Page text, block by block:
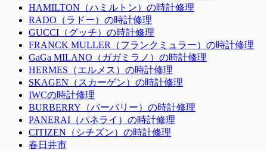
HAMILTON（ハミルトン）の時計修理
RADO（ラドー）の時計修理
GUCCI（グッチ）の時計修理
FRANCK MULLER（フランクミュラー）の時計修理
GaGa MILANO（ガガミラノ）の時計修理
HERMES（エルメス）の時計修理
SKAGEN（スカーゲン）の時計修理
IWCの時計修理
BURBERRY（バーバリー）の時計修理
PANERAI（パネライ）の時計修理
CITIZEN（シチズン）の時計修理
春日井市